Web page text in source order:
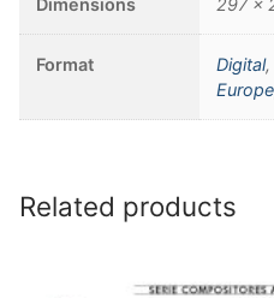
Dimensions 297 ×
Format Digital
Europe
Related products